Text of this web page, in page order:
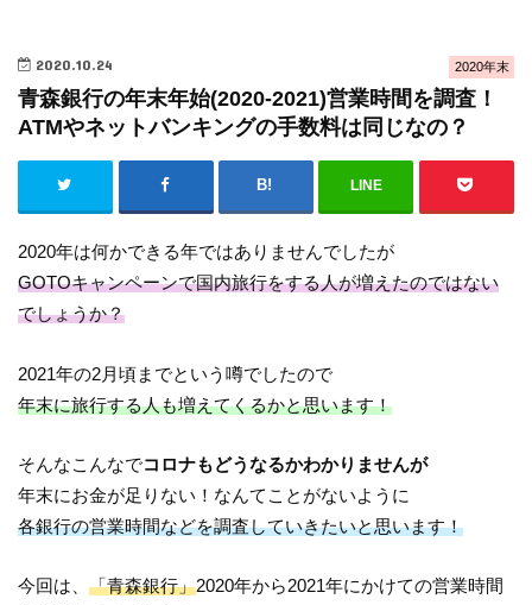
2020年末
2020.10.24
青森銀行の年末年始(2020-2021)営業時間を調査！
ATMやネットバンキングの手数料は同じなの？
LINE
2020年は何かできる年ではありませんでしたが
GOTOキャンペーンで国内旅行をする人が増えたのではない
でしょうか？
2021年の2月頃までという噂でしたので
年末に旅行する人も増えてくるかと思います！
そんなこんなでコロナもどうなるかわかりませんが
年末にお金が足りない！なんてことがないように
各銀行の営業時間などを調査していきたいと思います！
今回は、「青森銀行」2020年から2021年にかけての営業時間